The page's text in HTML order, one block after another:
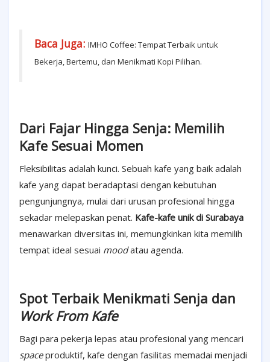
Baca Juga: IMHO Coffee: Tempat Terbaik untuk
Bekerja, Bertemu, dan Menikmati Kopi Pilihan.
Dari Fajar Hingga Senja: Memilih
Kafe Sesuai Momen
Fleksibilitas adalah kunci. Sebuah kafe yang baik adalah
kafe yang dapat beradaptasi dengan kebutuhan
pengunjungnya, mulai dari urusan profesional hingga
sekadar melepaskan penat. Kafe-kafe unik di Surabaya
menawarkan diversitas ini, memungkinkan kita memilih
tempat ideal sesuai moodatau agenda.
Spot Terbaik Menikmati Senja dan
Work From Kafe
Bagi para pekerja lepas atau profesional yang mencari
spaceproduktif, kafe dengan fasilitas memadai menjadi